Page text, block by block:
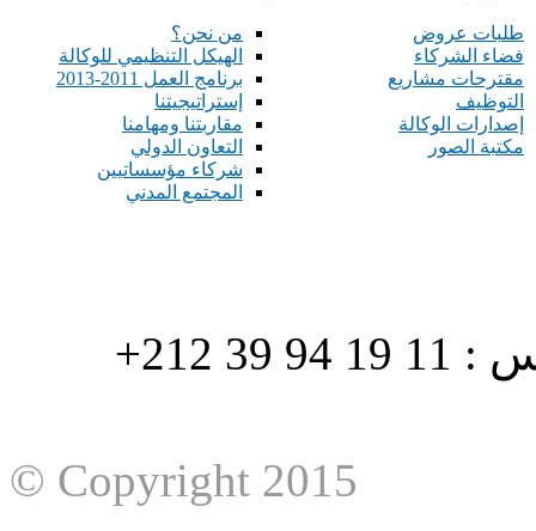
من نحن؟
الهيكل التنظيمي للوكالة
برنامج العمل 2011-2013
إستراتيجيتنا
مقاربتنا ومهامنا
التعاون الدولي
شركاء مؤسساتيين
المجتمع المدني
طلبات عروض
فضاء الشركاء
مقترحات مشاريع
التوظيف
إصدارات الوكالة
مكتبة الصور
هاتف : 90/88 32 94 39 212+ فاكس : 11 19 94 39 212+
© Copyright 2015